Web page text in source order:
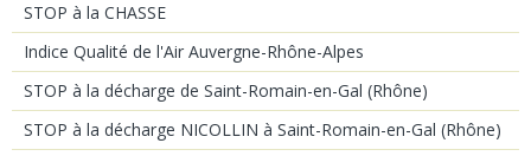
STOP à la CHASSE
Indice Qualité de l'Air Auvergne-Rhône-Alpes
STOP à la décharge de Saint-Romain-en-Gal (Rhône)
STOP à la décharge NICOLLIN à Saint-Romain-en-Gal (Rhône)